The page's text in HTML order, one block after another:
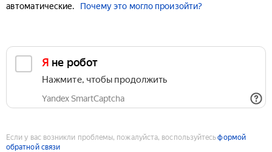
автоматические.
Почему это могло произойти?
Я не робот
Нажмите, чтобы продолжить
Yandex SmartCaptcha
Если у вас возникли проблемы, пожалуйста, воспользуйтесьформой
обратной связи